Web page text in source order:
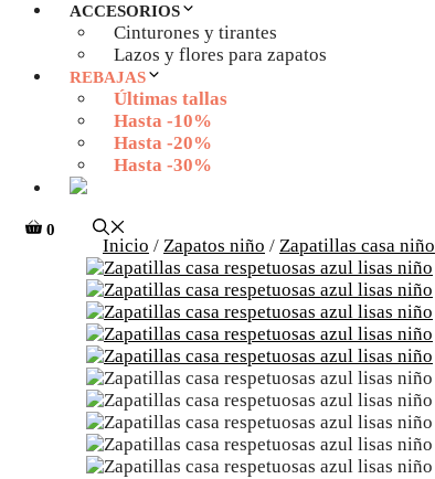
ACCESORIOS
Cinturones y tirantes
Lazos y flores para zapatos
REBAJAS
Últimas tallas
Hasta -10%
Hasta -20%
Hasta -30%
0
Inicio / Zapatos niño / Zapatillas casa niño